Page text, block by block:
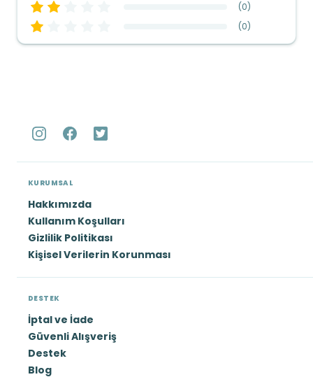
(0)
(0)
KURUMSAL
Hakkımızda
Kullanım Koşulları
Gizlilik Politikası
Kişisel Verilerin Korunması
DESTEK
İptal ve İade
Güvenli Alışveriş
Destek
Blog